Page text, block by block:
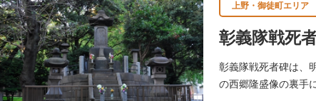
上野・御徒町エリア
彰義隊戦死
彰義隊戦死者碑は、
の西郷隆盛像の裏手